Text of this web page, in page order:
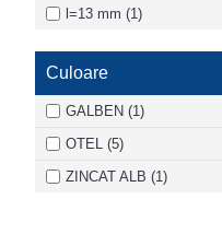
l=13 mm (1)
Culoare
GALBEN (1)
OTEL (5)
ZINCAT ALB (1)